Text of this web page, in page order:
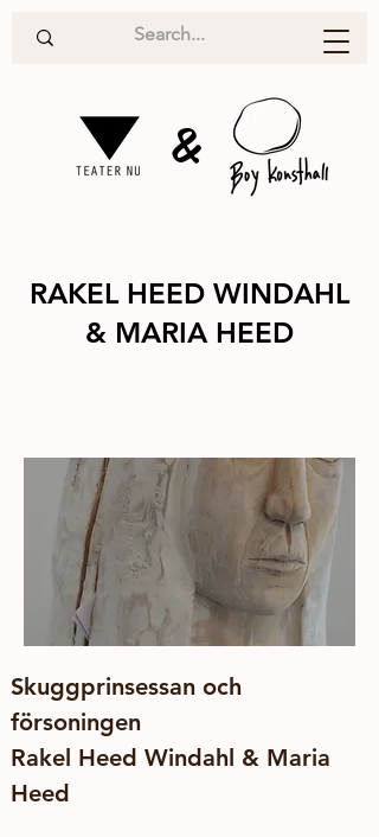
&
RAKEL HEED WINDAHL
& MARIA HEED
Skuggprinsessan och
försoningen
Rakel Heed Windahl & Maria
Heed